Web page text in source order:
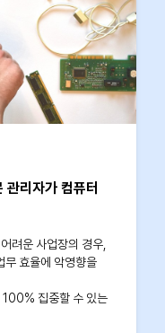
리자가 컴퓨터
려운 사업장의 경우,
무 효율에 악영향을
100% 집중할 수 있는